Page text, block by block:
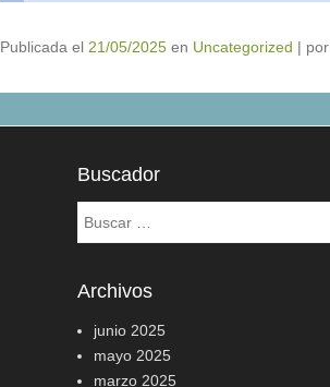
Publicada el 21/05/2025 en Uncategorized | por
Buscador
Buscar
Archivos
junio 2025
mayo 2025
marzo 2025